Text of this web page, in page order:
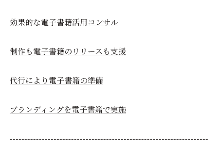
効果的な電子書籍活用コンサル
制作も電子書籍のリリースも支援
代行により電子書籍の準備
ブランディングを電子書籍で実施
--------------------------------------------------------------------